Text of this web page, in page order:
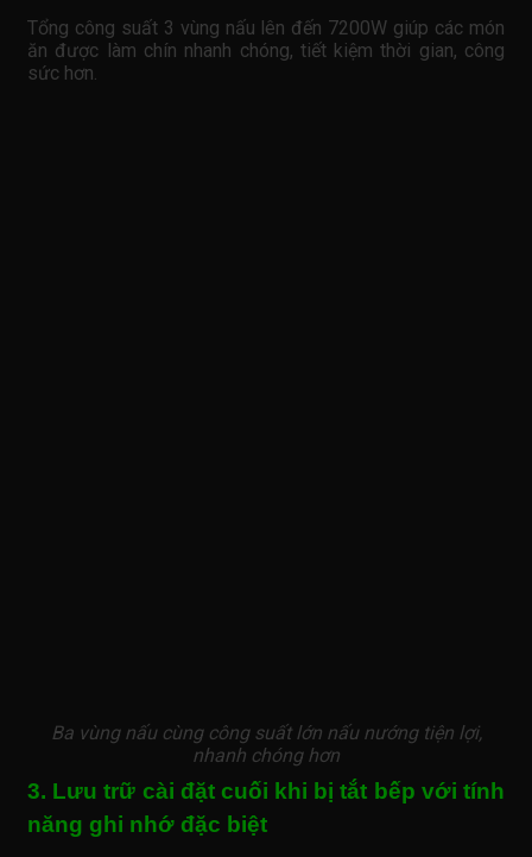
Tổng công suất 3 vùng nấu lên đến 7200W giúp các món
ăn được làm chín nhanh chóng, tiết kiệm thời gian, công
sức hơn.
Ba vùng nấu cùng công suất lớn nấu nướng tiện lợi,
nhanh chóng hơn
3. Lưu trữ cài đặt cuối khi bị tắt bếp với tính
năng ghi nhớ đặc biệt